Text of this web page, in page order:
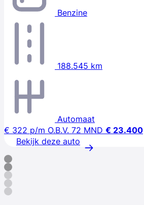
Benzine
188.545 km
Automaat
€ 322 p/m O.B.V. 72 MND € 23.400
Bekijk deze auto